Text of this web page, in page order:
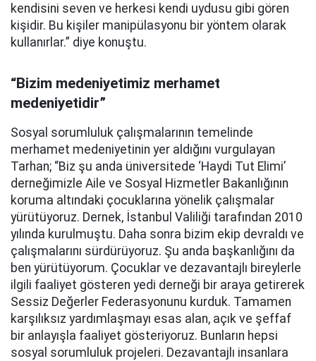
kendisini seven ve herkesi kendi uydusu gibi gören
kişidir. Bu kişiler manipülasyonu bir yöntem olarak
kullanırlar.” diye konuştu.
“Bizim medeniyetimiz merhamet
medeniyetidir”
Sosyal sorumluluk çalışmalarının temelinde
merhamet medeniyetinin yer aldığını vurgulayan
Tarhan; “Biz şu anda üniversitede ‘Haydi Tut Elimi’
derneğimizle Aile ve Sosyal Hizmetler Bakanlığının
koruma altındaki çocuklarına yönelik çalışmalar
yürütüyoruz. Dernek, İstanbul Valiliği tarafından 2010
yılında kurulmuştu. Daha sonra bizim ekip devraldı ve
çalışmalarını sürdürüyoruz. Şu anda başkanlığını da
ben yürütüyorum. Çocuklar ve dezavantajlı bireylerle
ilgili faaliyet gösteren yedi derneği bir araya getirerek
Sessiz Değerler Federasyonunu kurduk. Tamamen
karşılıksız yardımlaşmayı esas alan, açık ve şeffaf
bir anlayışla faaliyet gösteriyoruz. Bunların hepsi
sosyal sorumluluk projeleri. Dezavantajlı insanlara